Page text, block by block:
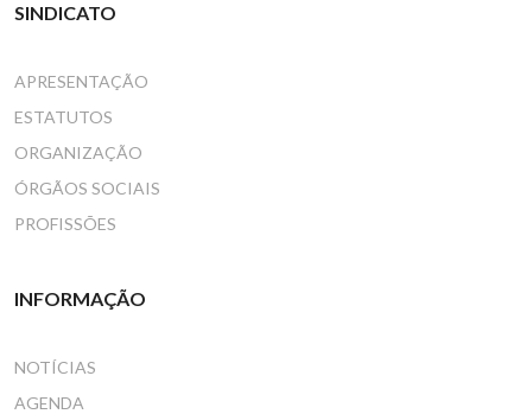
SINDICATO
APRESENTAÇÃO
ESTATUTOS
ORGANIZAÇÃO
ÓRGÃOS SOCIAIS
PROFISSÕES
INFORMAÇÃO
NOTÍCIAS
AGENDA